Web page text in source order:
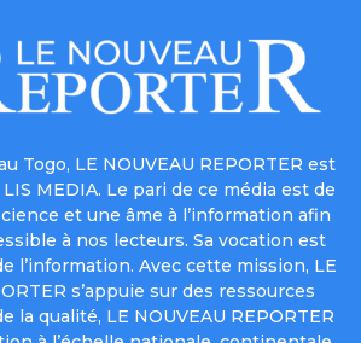
Togo, LE NOUVEAU REPORTER est
MEDIA. Le pari de ce média est de
et une âme à l’information afin
à nos lecteurs. Sa vocation est
l’information. Avec cette mission, LE
s’appuie sur des ressources
la qualité, LE NOUVEAU REPORTER